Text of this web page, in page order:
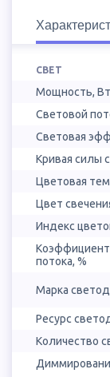
СВЕТ
Мощность, Вт
Световой
Световая
Кривая силы
Цветовая
Цвет
Индекс
Коэффициент
потока, %
Марка
Ресурс
Количество